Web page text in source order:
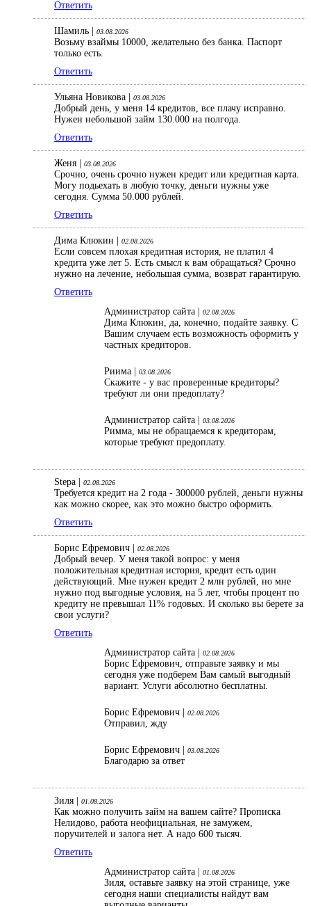
Ответить
Шамиль | 03.08.2026
Возьму взаймы 10000, желательно без банка. Паспорт
только есть.
Ответить
Ульяна Новикова | 03.08.2026
Добрый день, у меня 14 кредитов, все плачу исправно.
Нужен небольшой займ 130.000 на полгода.
Ответить
Женя | 03.08.2026
Срочно, очень срочно нужен кредит или кредитная карта.
Могу подьехать в любую точку, деньги нужны уже
сегодня. Сумма 50.000 рублей.
Ответить
Дима Клюкин | 02.08.2026
Если совсем плохая кредитная история, не платил 4
кредита уже лет 5. Есть смысл к вам обращаться? Срочно
нужно на лечение, небольшая сумма, возврат гарантирую.
Ответить
Администратор сайта |
02.08.2026
Дима Клюкин, да, конечно, подайте заявку. С
Вашим случаем есть возможность оформить у
частных кредиторов.
Риима | 03.08.2026
Скажите - у вас проверенные кредиторы?
требуют ли они предоплату?
Администратор сайта | 03.08.2026
Римма, мы не обращаемся к кредиторам,
которые требуют предоплату.
Stepa | 02.08.2026
Требуется кредит на 2 года - 300000 рублей, деньги нужны
как можно скорее, как это можно быстро оформить.
Ответить
Борис Ефремович | 02.08.2026
Добрый вечер. У меня такой вопрос: у меня
положительная кредитная история, кредит есть один
действующий. Мне нужен кредит 2 млн рублей, но мне
нужно под выгодные условия, на 5 лет, чтобы процент по
кредиту не превышал 11% годовых. И сколько вы берете за
свои услуги?
Ответить
Администратор сайта |
02.08.2026
Борис Ефремович, отправьте заявку и мы
сегодня уже подберем Вам самый выгодный
вариант. Услуги абсолютно бесплатны.
Борис Ефремович | 02.08.2026
Отправил, жду
Борис Ефремович | 03.08.2026
Благодарю за ответ
Зиля | 01.08.2026
Как можно получить займ на вашем сайте? Прописка
Нелидово, работа неофициальная, не замужем,
поручителей и залога нет. А надо 600 тысяч.
Ответить
Администратор сайта |
01.08.2026
Зиля, оставьте заявку на этой странице, уже
сегодня наши специалисты найдут вам